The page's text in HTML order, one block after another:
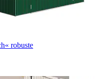
robuste